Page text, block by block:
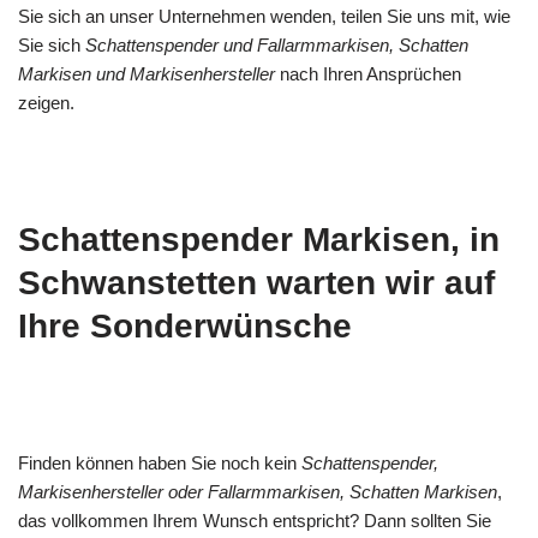
Sie sich an unser Unternehmen wenden, teilen Sie uns mit, wie
Sie sich Schattenspender und Fallarmmarkisen, Schatten
Markisen und Markisenherstellernach Ihren Ansprüchen
zeigen.
Schattenspender Markisen, in
Schwanstetten warten wir auf
Ihre Sonderwünsche
Finden können haben Sie noch kein Schattenspender,
Markisenhersteller oder Fallarmmarkisen, Schatten Markisen,
das vollkommen Ihrem Wunsch entspricht? Dann sollten Sie